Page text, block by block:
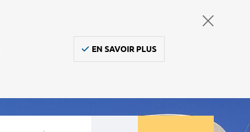
EN SAVOIR PLUS